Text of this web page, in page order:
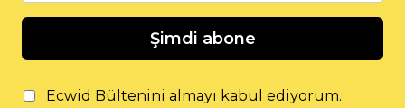
Şimdi abone
Ecwid Bültenini almayı kabul ediyorum.